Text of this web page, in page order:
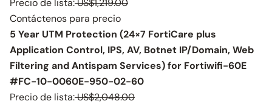
Precio de lista:US$1,219.00
Contáctenos para precio
5 Year UTM Protection (24×7 FortiCare plus
Application Control, IPS, AV, Botnet IP/Domain, Web
Filtering and Antispam Services) for Fortiwifi-60E
#FC-10-0060E-950-02-60
Precio de lista:US$2,048.00